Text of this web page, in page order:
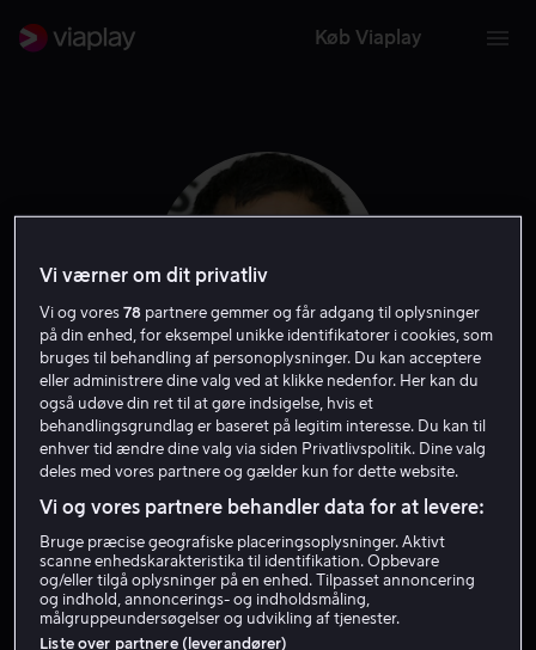
Køb Viaplay
Alex Hassell
Vi værner om dit privatliv
Vi og vores78 partnere gemmer og får adgang til oplysninger
på din enhed, for eksempel unikke identifikatorer i cookies, som
bruges til behandling af personoplysninger. Du kan acceptere
eller administrere dine valg ved at klikke nedenfor. Her kan du
også udøve din ret til at gøre indsigelse, hvis et
behandlingsgrundlag er baseret på legitim interesse. Du kan til
enhver tid ændre dine valg via siden Privatlivspolitik. Dine valg
deles med vores partnere og gælder kun for dette website.
Vi og vores partnere behandler data for at levere:
Bruge præcise geografiske placeringsoplysninger. Aktivt
scanne enhedskarakteristika til identifikation. Opbevare
og/eller tilgå oplysninger på en enhed. Tilpasset annoncering
og indhold, annoncerings- og indholdsmåling,
målgruppeundersøgelser og udvikling af tjenester.
Liste over partnere (leverandører)